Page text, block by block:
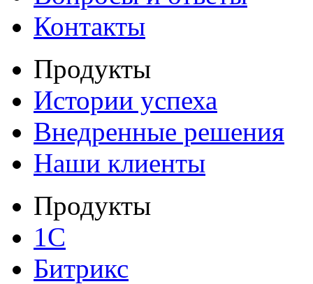
Контакты
Продукты
Истории успеха
Внедренные решения
Наши клиенты
Продукты
1С
Битрикс